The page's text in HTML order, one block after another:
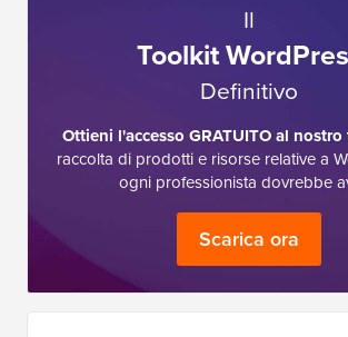
Il
Toolkit
Definitivo
Ottieni l'accesso GRATUITO al
raccolta di prodotti e risorse relative a
ogni professionista dovrebbe
Scarica ora